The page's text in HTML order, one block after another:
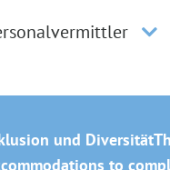
und Diversität
to